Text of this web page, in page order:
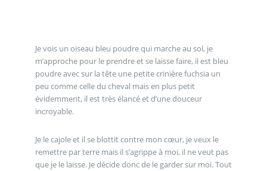
Je vois un oiseau bleu poudre qui marche au sol, je
m’approche pour le prendre et se laisse faire, il est bleu
poudre avec sur la tête une petite crinière fuchsia un
peu comme celle du cheval mais en plus petit
évidemment, il est très élancé et d’une douceur
incroyable.
Je le cajole et il se blottit contre mon cœur, je veux le
remettre par terre mais il s’agrippe à moi, il ne veut pas
que je le laisse. Je décide donc de le garder sur moi. Tout